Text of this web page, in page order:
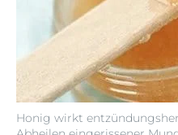
Honig wirkt